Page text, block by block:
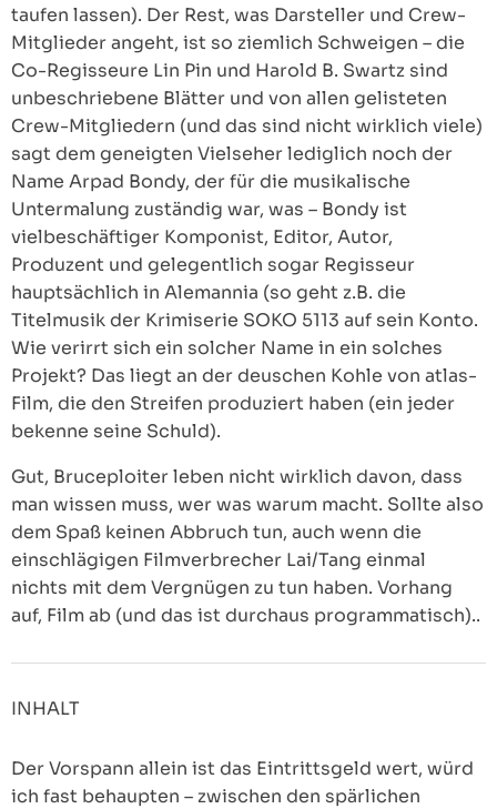
taufen lassen). Der Rest, was Darsteller und Crew-
Mitglieder angeht, ist so ziemlich Schweigen – die
Co-Regisseure Lin Pin und Harold B. Swartz sind
unbeschriebene Blätter und von allen gelisteten
Crew-Mitgliedern (und das sind nicht wirklich viele)
sagt dem geneigten Vielseher lediglich noch der
Name Arpad Bondy, der für die musikalische
Untermalung zuständig war, was – Bondy ist
vielbeschäftiger Komponist, Editor, Autor,
Produzent und gelegentlich sogar Regisseur
hauptsächlich in Alemannia (so geht z.B. die
Titelmusik der Krimiserie SOKO 5113 auf sein Konto.
Wie verirrt sich ein solcher Name in ein solches
Projekt? Das liegt an der deuschen Kohle von atlas-
Film, die den Streifen produziert haben (ein jeder
bekenne seine Schuld).
Gut, Bruceploiter leben nicht wirklich davon, dass
man wissen muss, wer was warum macht. Sollte also
dem Spaß keinen Abbruch tun, auch wenn die
einschlägigen Filmverbrecher Lai/Tang einmal
nichts mit dem Vergnügen zu tun haben. Vorhang
auf, Film ab (und das ist durchaus programmatisch)..
INHALT
Der Vorspann allein ist das Eintrittsgeld wert, würd
ich fast behaupten – zwischen den spärlichen